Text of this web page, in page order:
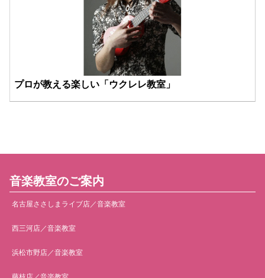
プロが教える楽しい「ウクレレ教室」
音楽教室のご案内
名古屋ささしまライブ店／音楽教室
西三河店／音楽教室
浜松市野店／音楽教室